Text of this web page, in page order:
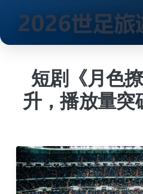
短剧《月色
升，播放量